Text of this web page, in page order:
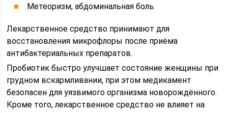
Метеоризм, абдоминальная боль.
Лекарственное средство принимают для
восстановления микрофлоры после приёма
антибактериальных препаратов.
Пробиотик быстро улучшает состояние женщины при
грудном вскармливании, при этом медикамент
безопасен для уязвимого организма новорождённого.
Кроме того, лекарственное средство не влияет на